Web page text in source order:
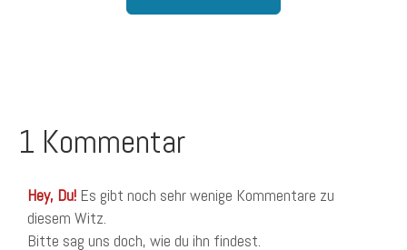
1 Kommentar
Hey, Du! Es gibt noch sehr wenige Kommentare zu
diesem Witz.
Bitte sag uns doch, wie du ihn findest.